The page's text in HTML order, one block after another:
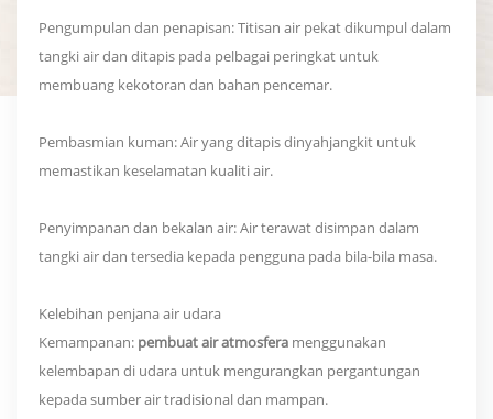
Pengumpulan dan penapisan: Titisan air pekat dikumpul dalam
tangki air dan ditapis pada pelbagai peringkat untuk
membuang kekotoran dan bahan pencemar.
Pembasmian kuman: Air yang ditapis dinyahjangkit untuk
memastikan keselamatan kualiti air.
Penyimpanan dan bekalan air: Air terawat disimpan dalam
tangki air dan tersedia kepada pengguna pada bila-bila masa.
Kelebihan penjana air udara
Kemampanan: pembuat air atmosfera menggunakan
kelembapan di udara untuk mengurangkan pergantungan
kepada sumber air tradisional dan mampan.